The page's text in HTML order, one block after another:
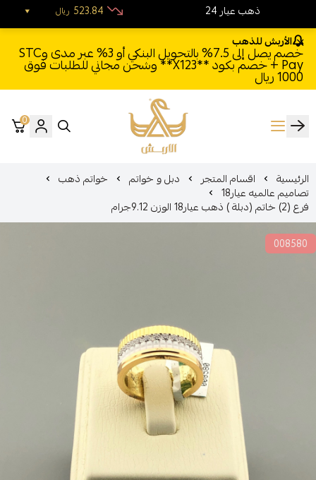
الأربش للذهب
خصم يصل إلى 7.5% بالتحويل البنكي أو 3% عبر مدى وSTC
Pay + خصم بكود **X123** وشحن مجاني للطلبات فوق
1000 ريال
الأربش للذهب
0
الرئيسية اقسام المتجر دبل و خواتم خواتم ذهب
تصاميم عالميه عيار18
فرع (2) خاتم (دبلة ) ذهب عيار18 الوزن 9.12جرام
008580
24 ذهب عيار ريال 523.84